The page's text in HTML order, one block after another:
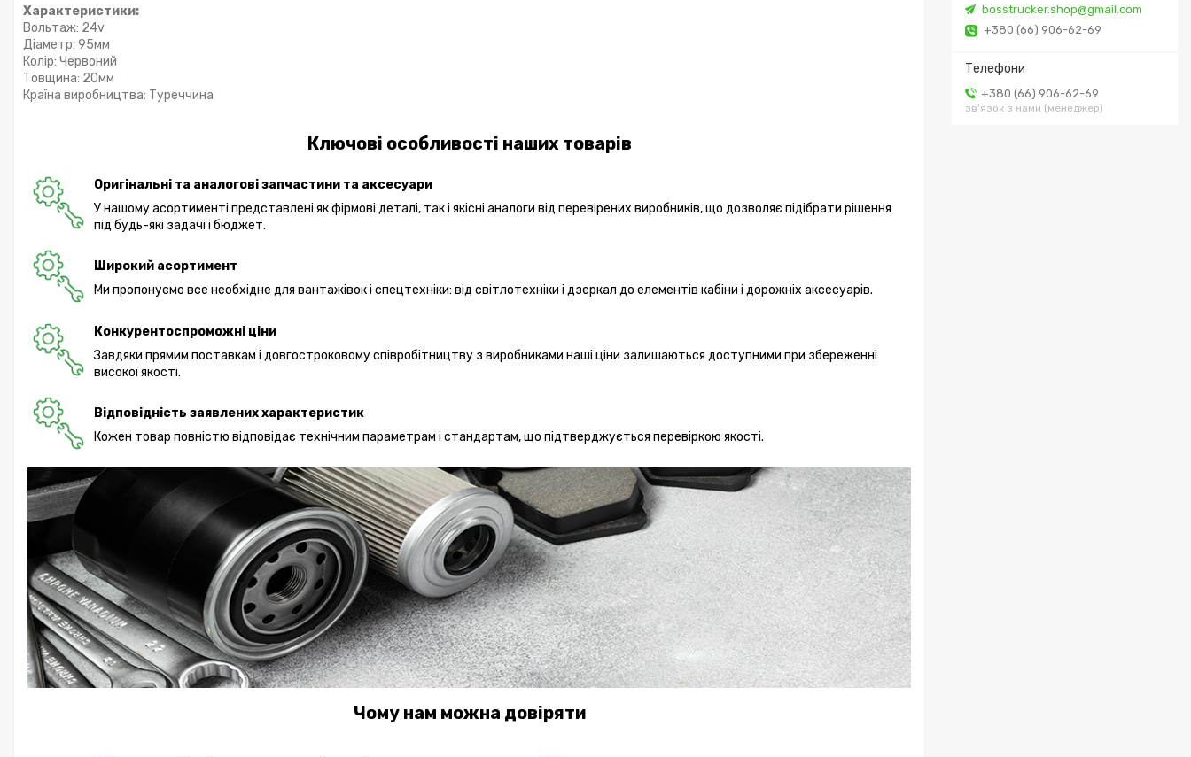
bosstrucker.shop@gmail.com
+380 (66) 906-62-69
+380 (66) 906-62-69
зв'язок з нами (менеджер)
Характеристики:
Вольтаж: 24v
Діаметр: 95мм
Колір: Червоний
Товщина: 20мм
Країна виробництва: Туреччина
Ключові особливості наших товарів
Оригінальні та аналогові запчастини та аксесуари
У нашому асортименті представлені як фірмові деталі, так і якісні аналоги від перевірених виробників, що дозволяє підібрати рішення
під будь-які задачі і бюджет.
Широкий асортимент
Ми пропонуємо все необхідне для вантажівок і спецтехніки: від світлотехніки і дзеркал до елементів кабіни і дорожніх аксесуарів.
Конкурентоспроможні ціни
Завдяки прямим поставкам і довгостроковому співробітництву з виробниками наші ціни залишаються доступними при збереженні
високої якості.
Відповідність заявлених характеристик
Кожен товар повністю відповідає технічним параметрам і стандартам, що підтверджується перевіркою якості.
Чому нам можна довіряти